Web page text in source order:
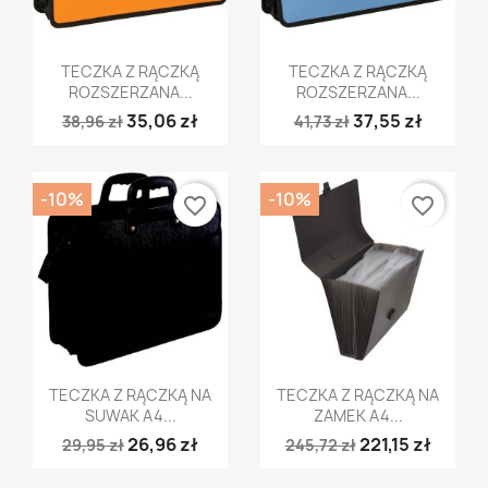
Szybki podgląd
TECZKA Z RĄCZKĄ
ROZSZERZANA...
38,96 zł35,06 zł
Szybki podgląd
TECZKA Z RĄCZKĄ
ROZSZERZANA...
41,73 zł37,55 zł
Szybki podgląd
TECZKA Z RĄCZKĄ NA
SUWAK A4...
29,95 zł26,96 zł
-10% favorite_border
Szybki podgląd
TECZKA Z RĄCZKĄ NA
ZAMEK A4...
245,72 zł221,15 zł
-10% favorite_border